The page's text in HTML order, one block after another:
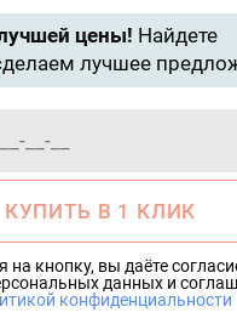
цены! Найдете
лучшее
КУПИТЬ В 1 КЛИК
кнопку, вы даёте
конфиденциальности